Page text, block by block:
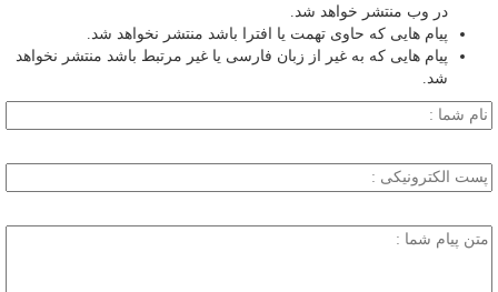
در وب منتشر خواهد شد.
پیام هایی که حاوی تهمت یا افترا باشد منتشر نخواهد شد.
پیام هایی که به غیر از زبان فارسی یا غیر مرتبط باشد منتشر نخواهد
شد.